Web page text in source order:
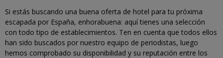
Si estás buscando una buena oferta de hotel para tu próxima
escapada por España, enhorabuena: aquí tienes una selección
con todo tipo de establecimientos. Ten en cuenta que todos ellos
han sido buscados por nuestro equipo de periodistas, luego
hemos comprobado su disponibilidad y su reputación entre los